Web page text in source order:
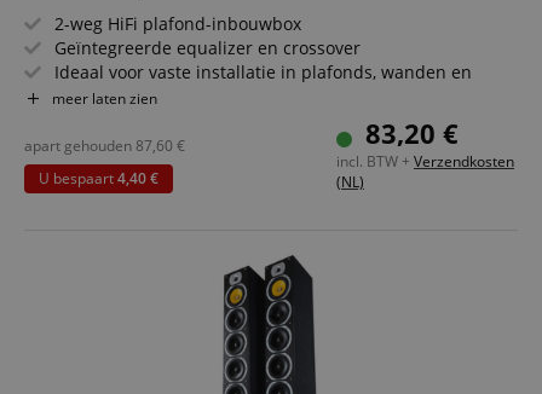
2-weg HiFi plafond-inbouwbox
Geïntegreerde equalizer en crossover
Ideaal voor vaste installatie in plafonds, wanden en
voertuigen
(RMS/muziekvermogen/peak)
5,25" (133 mm) geweven woofer, 0,75" (19 mm) titanium
dome hoogtoner
meer laten zien
83,20 €
incl. BTW + Verzendkosten
(NL)
apart gehouden87,60 €
U bespaart4,40 €